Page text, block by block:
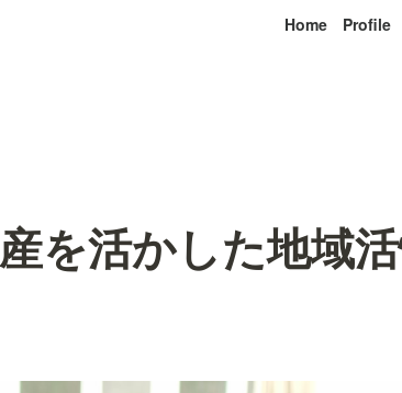
Home Profile
を活かした地域